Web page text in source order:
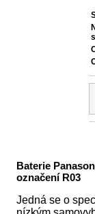
Baterie
označení R03
Jedná se o